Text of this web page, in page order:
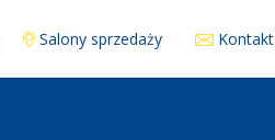
Salony sprzedaży Kontakt